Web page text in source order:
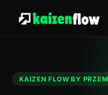
KAIZEN FLOW BY